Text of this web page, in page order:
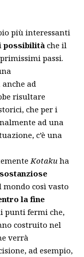
più interessanti
possibilità che il
passi.
ad
risultare
che per i
ad una
c’è una
Kotaku ha
sostanziose
mondo così vasto
la fine
punti fermi che,
costruito nel
verrà
ad esempio,